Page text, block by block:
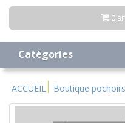
0
Catégories
ACCUEIL Boutique pochoirs